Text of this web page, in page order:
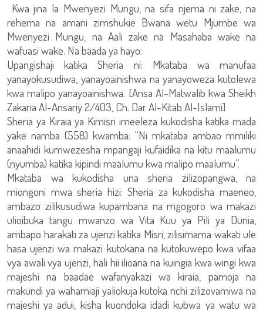
Kwa jina la Mwenyezi Mungu, na sifa njema ni zake, na
rehema na amani zimshukie Bwana wetu Mjumbe wa
Mwenyezi Mungu, na Aali zake na Masahaba wake na
wafuasi wake. Na baada ya hayo:
Upangishaji katika Sheria ni: Mkataba wa manufaa
yanayokusudiwa, yanayoainishwa na yanayoweza kutolewa
kwa malipo yanayoainishwa. [Ansa Al-Matwalib kwa Sheikh
Zakaria Al-Ansariy 2/403, Ch. Dar Al-Kitab Al-Islami]
Sheria ya Kiraia ya Kimisri imeeleza kukodisha katika mada
yake namba (558) kwamba: “Ni mkataba ambao mmiliki
anaahidi kumwezesha mpangaji kufaidika na kitu maalumu
(nyumba) katika kipindi maalumu kwa malipo maalumu”.
Mkataba wa kukodisha una sheria zilizopangwa, na
miongoni mwa sheria hizi: Sheria za kukodisha maeneo,
ambazo zilikusudiwa kupambana na mgogoro wa makazi
ulioibuka tangu mwanzo wa Vita Kuu ya Pili ya Dunia,
ambapo harakati za ujenzi katika Misri, zilisimama wakati ule
hasa ujenzi wa makazi kutokana na kutokuwepo kwa vifaa
vya awali vya ujenzi, hali hii ilioana na kuingia kwa wingi kwa
majeshi na baadae wafanyakazi wa kiraia, pamoja na
makundi ya wahamiaji yaliokuja kutoka nchi zilizovamiwa na
majeshi ya adui, kisha kuondoka idadi kubwa ya watu wa